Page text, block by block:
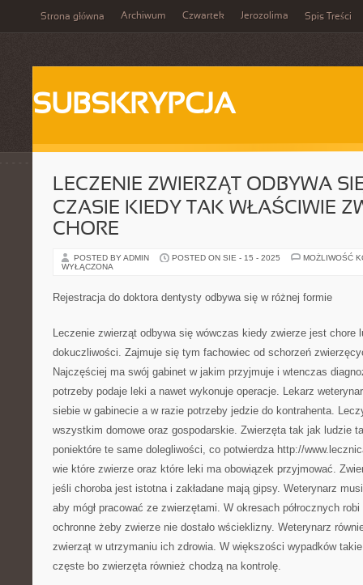
Strona główna Archiwum Czwartek Jerozolima Spis Treści
SUBSKRYPCJA
LECZENIE ZWIERZĄT ODBYWA
CZASIE KIEDY TAK WŁAŚCIWIE
CHORE
POSTED BY ADMIN POSTED ON SIE - 15 - 2025
MOŻLIWOŚĆ
WYŁĄCZONA
Rejestracja do doktora dentysty odbywa się w różnej formie
Leczenie zwierząt odbywa się wówczas kiedy zwierze jest chore
dokuczliwości. Zajmuje się tym fachowiec od schorzeń
Najczęściej ma swój gabinet w jakim przyjmuje i wtenczas
potrzeby podaje leki a nawet wykonuje operacje. Lekarz
siebie w gabinecie a w razie potrzeby jedzie do kontrahenta.
wszystkim domowe oraz gospodarskie. Zwierzęta tak jak ludzie
poniektóre te same dolegliwości, co potwierdza http://
wie które zwierze oraz które leki ma obowiązek przyjmować.
jeśli choroba jest istotna i zakładane mają gipsy. Weterynarz
aby mógł pracować ze zwierzętami. W okresach półrocznych
ochronne żeby zwierze nie dostało wścieklizny. Weterynarz
zwierząt w utrzymaniu ich zdrowia. W większości wypadków
częste bo zwierzęta również chodzą na kontrolę.